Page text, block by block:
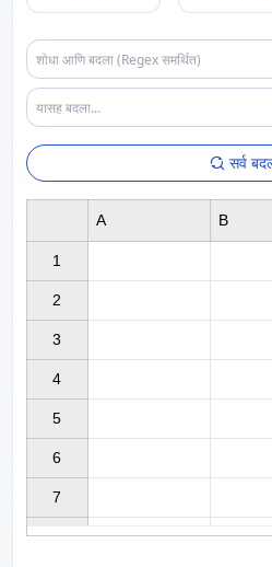
सर्व
1
2
3
4
5
6
7
A B